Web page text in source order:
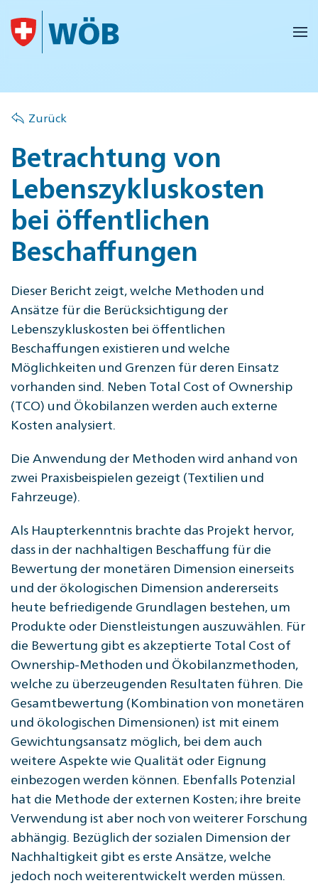
Skip to main content
Zurück
Betrachtung von
Lebenszykluskosten
bei öffentlichen
Beschaffungen
Dieser Bericht zeigt, welche Methoden und
Ansätze für die Berücksichtigung der
Lebenszykluskosten bei öffentlichen
Beschaffungen existieren und welche
Möglichkeiten und Grenzen für deren Einsatz
vorhanden sind. Neben Total Cost of Ownership
(TCO) und Ökobilanzen werden auch externe
Kosten analysiert.
Die Anwendung der Methoden wird anhand von
zwei Praxisbeispielen gezeigt (Textilien und
Fahrzeuge).
Als Haupterkenntnis brachte das Projekt hervor,
dass in der nachhaltigen Beschaffung für die
Bewertung der monetären Dimension einerseits
und der ökologischen Dimension andererseits
heute befriedigende Grundlagen bestehen, um
Produkte oder Dienstleistungen auszuwählen. Für
die Bewertung gibt es akzeptierte Total Cost of
Ownership-Methoden und Ökobilanzmethoden,
welche zu überzeugenden Resultaten führen. Die
Gesamtbewertung (Kombination von monetären
und ökologischen Dimensionen) ist mit einem
Gewichtungsansatz möglich, bei dem auch
weitere Aspekte wie Qualität oder Eignung
einbezogen werden können. Ebenfalls Potenzial
hat die Methode der externen Kosten; ihre breite
Verwendung ist aber noch von weiterer Forschung
abhängig. Bezüglich der sozialen Dimension der
Nachhaltigkeit gibt es erste Ansätze, welche
jedoch noch weiterentwickelt werden müssen.